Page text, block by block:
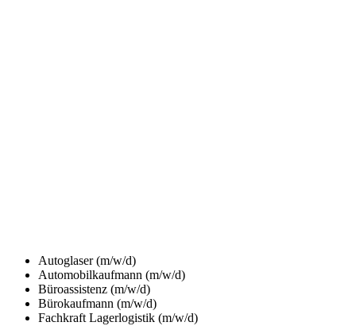
Autoglaser (m/w/d)
Automobilkaufmann (m/w/d)
Büroassistenz (m/w/d)
Bürokaufmann (m/w/d)
Fachkraft Lagerlogistik (m/w/d)